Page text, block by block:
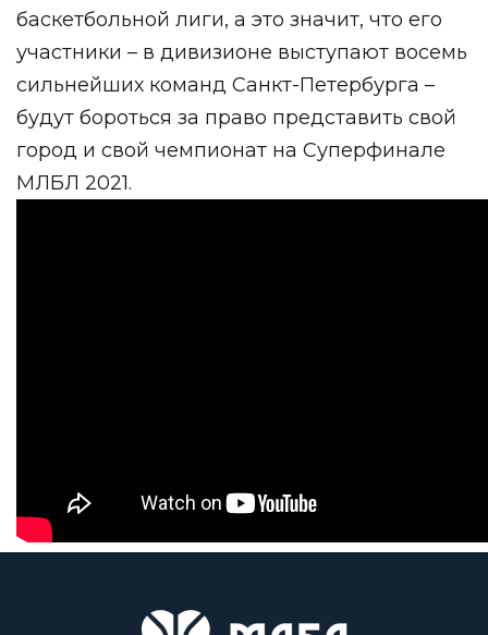
баскетбольной лиги, а это значит, что его
участники – в дивизионе выступают восемь
сильнейших команд Санкт-Петербурга –
будут бороться за право представить свой
город и свой чемпионат на Суперфинале
МЛБЛ 2021.